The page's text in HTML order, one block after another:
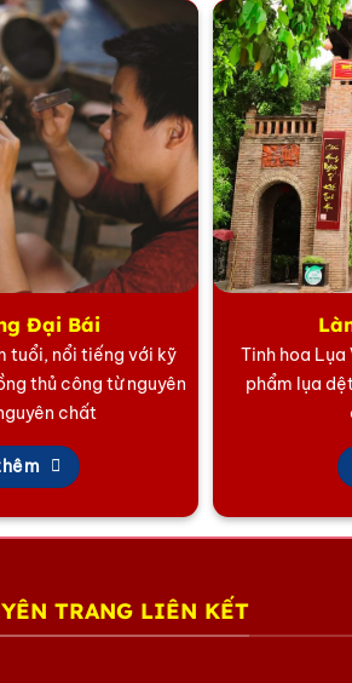
Đại Bái
tuổi, nổi tiếng với kỹ
thủ công từ nguyên
chất
Tinh hoa
phẩm lụa
TRANG LIÊN KẾT